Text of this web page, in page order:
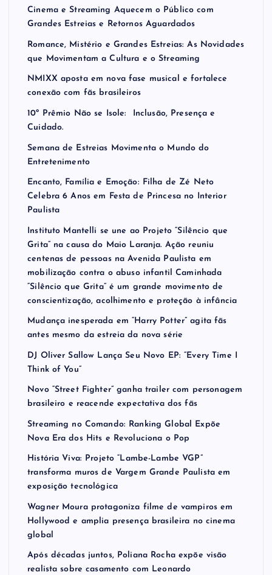
Cinema e Streaming Aquecem o Público com
Grandes Estreias e Retornos Aguardados
Romance, Mistério e Grandes Estreias: As Novidades
que Movimentam a Cultura e o Streaming
NMIXX aposta em nova fase musical e fortalece
conexão com fãs brasileiros
10º Prêmio Não se Isole: Inclusão, Presença e
Cuidado.
Semana de Estreias Movimenta o Mundo do
Entretenimento
Encanto, Família e Emoção: Filha de Zé Neto
Celebra 6 Anos em Festa de Princesa no Interior
Paulista
Instituto Mantelli se une ao Projeto “Silêncio que
Grita” na causa do Maio Laranja. Ação reuniu
centenas de pessoas na Avenida Paulista em
mobilização contra o abuso infantil Caminhada
“Silêncio que Grita” é um grande movimento de
conscientização, acolhimento e proteção à infância
Mudança inesperada em “Harry Potter” agita fãs
antes mesmo da estreia da nova série
DJ Oliver Sallow Lança Seu Novo EP: “Every Time I
Think of You”
Novo “Street Fighter” ganha trailer com personagem
brasileiro e reacende expectativa dos fãs
Streaming no Comando: Ranking Global Expõe
Nova Era dos Hits e Revoluciona o Pop
História Viva: Projeto “Lambe-Lambe VGP”
transforma muros de Vargem Grande Paulista em
exposição tecnológica
Wagner Moura protagoniza filme de vampiros em
Hollywood e amplia presença brasileira no cinema
global
Após décadas juntos, Poliana Rocha expõe visão
realista sobre casamento com Leonardo